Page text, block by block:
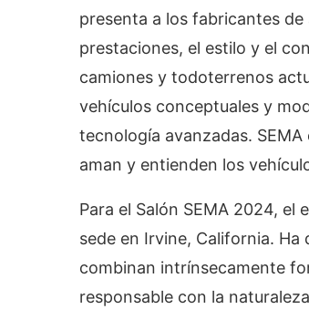
presenta a los fabricantes
prestaciones, el estilo y el
camiones y todoterrenos
vehículos conceptuales y
tecnología avanzadas.
aman y entienden los
Para el Salón SEMA 2024, el
sede en Irvine, California.
combinan intrínsecamente
responsable con la